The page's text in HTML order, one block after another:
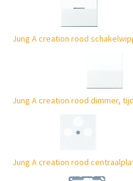
Jung A creation rood
Jung A creation rood dimmer,
Jung A creation rood